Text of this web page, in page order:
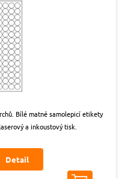
Bílé matné samolepicí etikety
a inkoustový tisk.
Detail